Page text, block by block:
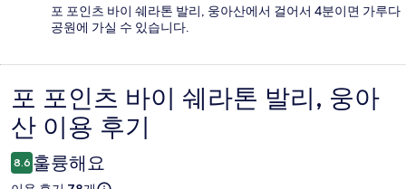
포 포인츠 바이 쉐라톤 발리, 웅아산에서 걸어서 4분이면 가루다
공원에 가실 수 있습니다.
이
용
후
기
포 포인츠 바이 쉐라톤 발리, 웅아
산 이용 후기
8.6 훌륭해요